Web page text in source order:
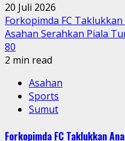
20 Juli 2026
Forkopimda FC
Asahan Serahkan Piala
80
2 min read
Asahan
Sports
Sumut
Forkopimda FC Taklukkan